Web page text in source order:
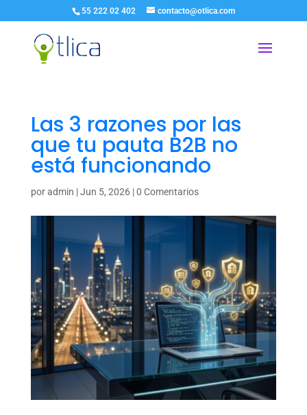
55 222 02 402 contacto@otlica.com
Las 3 razones por las
que tu pauta B2B no
está funcionando
poradmin |Jun 5, 2026|0 Comentarios